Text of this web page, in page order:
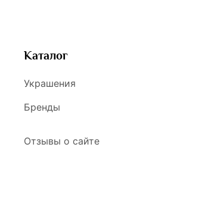
Каталог
Украшения
Бренды
Отзывы о сайте